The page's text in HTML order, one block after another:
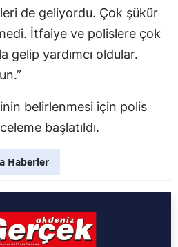
de geliyordu. Çok şükür
İtfaiye ve polislere çok
gelip yardımcı oldular.
belirlenmesi için polis
başlatıldı.
Haberler